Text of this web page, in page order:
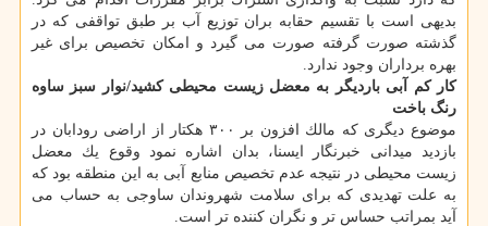
بدیهی است با تقسیم حقابه بران توزیع آب بر طبق تواقفی كه در
گذشته صورت گرفته صورت می گیرد و امكان تخصیص برای غیر
بهره برداران وجود ندارد.
كار كم آبی باردیگر به معضل زیست محیطی كشید/نوار سبز ساوه
رنگ باخت
موضوع دیگری كه مالك افزون بر ۳۰۰ هكتار از اراضی رودابان در
بازدید میدانی خبرنگار ایسنا، بدان اشاره نمود وقوع یك معضل
زیست محیطی در نتیجه عدم تخصیص منابع آبی به این منطقه بود كه
به علت تهدیدی كه برای سلامت شهروندان ساوجی به حساب می
آید بمراتب حساس تر و نگران كننده تر است.